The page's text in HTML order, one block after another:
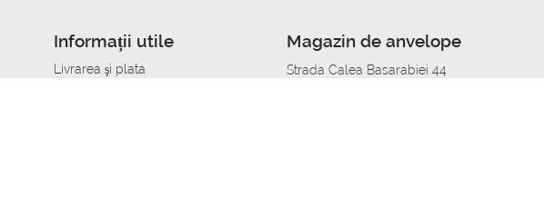
Informații utile
Livrarea şi plata
Magazin de anvelope
Strada Calea Basarabiei 44